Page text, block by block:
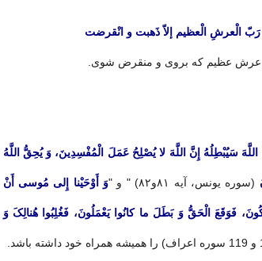
رَبّ الْعرشِ الْعظیم إلاّ ذَهبت و انْقرضت
عرش عظیم که بروی و منقرض شوی.
سَیُبْطِلُهُ إِنَّ اللَّهَ لا یُصْلِحُ عَمَلَ الْمُفْسِدِینَ، وَ یُحِقُّ اللَّهُ
‏(سوره یونس، آیه ۸۱و۸۲) " و " وَ أَوْحَیْنا إِلى‏ مُوسى‏ أَنْ
فَوَقَعَ الْحَقُّ وَ بَطَلَ ما کانُوا یَعْمَلُونَ، فَغُلِبُوا هُنالِکَ وَ